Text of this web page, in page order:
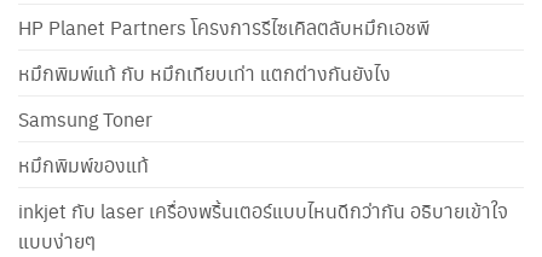
HP Planet Partners โครงการรีไซเคิลตลับหมึกเอชพี
หมึกพิมพ์แท้ กับ หมึกเทียบเท่า แตกต่างกันยังไง
Samsung Toner
หมึกพิมพ์ของแท้
inkjet กับ laser เครื่องพริ้นเตอร์แบบไหนดีกว่ากัน อธิบายเข้าใจ
แบบง่ายๆ